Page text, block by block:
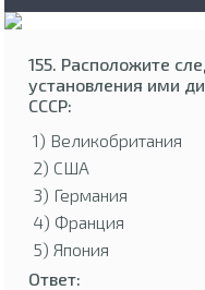
155. Расположите
установления ими
СССР:
1) Великобритания
2) США
3) Германия
4) Франция
5) Япония
Ответ: